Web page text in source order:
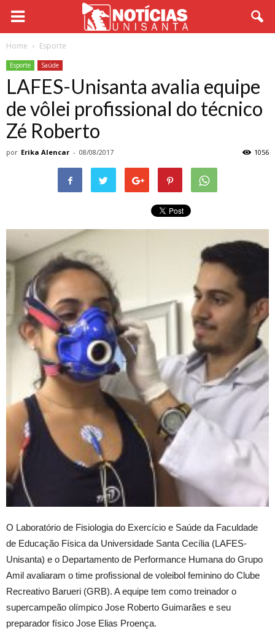
Home Esporte
Esporte Saúde
LAFES-Unisanta avalia equipe
de vôlei profissional do técnico
Zé Roberto
por Erika Alencar - 08/08/2017 1056
O Laboratório de Fisiologia do Exercício e Saúde da Faculdade
de Educação Física da Universidade Santa Cecília (LAFES-
Unisanta) e o Departamento de Performance Humana do Grupo
Amil avaliaram o time profissional de voleibol feminino do Clube
Recreativo Barueri (GRB). A equipe tem como treinador o
supercampeão olímpico Jose Roberto Guimarães e seu
preparador físico Jose Elias Proença.